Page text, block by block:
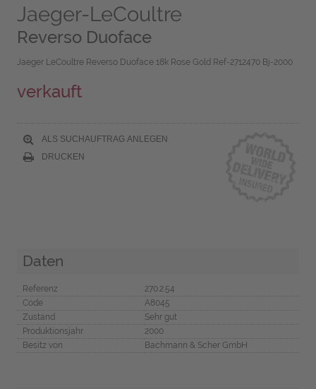
Jaeger-LeCoultre
Reverso Duoface
Jaeger LeCoultre Reverso Duoface 18k Rose Gold Ref-2712470 Bj-2000
verkauft
ALS SUCHAUFTRAG ANLEGEN
DRUCKEN
Daten
Referenz
270.2.54
Code
A8045
Zustand
Sehr gut
Produktionsjahr
2000
Besitz von
Bachmann & Scher GmbH